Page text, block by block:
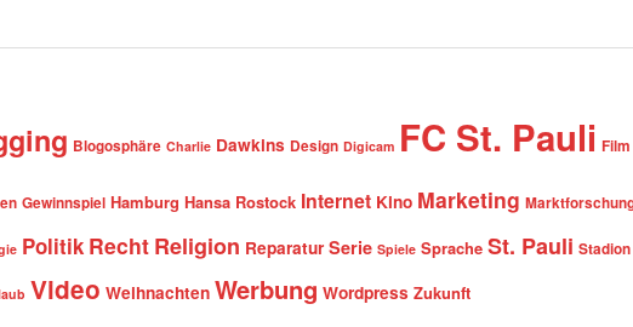
Blogosphäre Charlie Dawkins Design Digicam FC St. Pauli Film
Gewinnspiel Hamburg Hansa Rostock Internet Kino Marketing
Politik Recht Religion Reparatur Serie Spiele Sprache St. Pauli Stadion
Video Weihnachten Werbung Wordpress Zukunft